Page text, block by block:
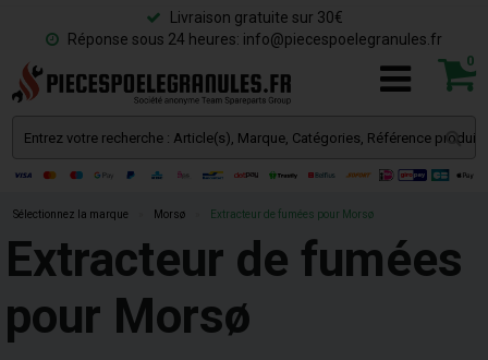
Livraison gratuite sur 30€
Réponse sous 24 heures: info@piecespoelegranules.fr
0
Sélectionnez la marque Morsø Extracteur de fumées pour Morsø
Extracteur de fumées
pour Morsø